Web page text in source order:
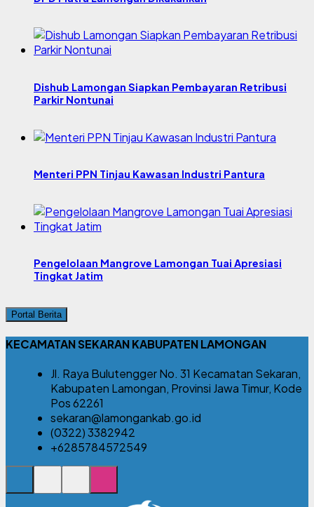
Dishub Lamongan Siapkan Pembayaran Retribusi
Parkir Nontunai
Menteri PPN Tinjau Kawasan Industri Pantura
Pengelolaan Mangrove Lamongan Tuai Apresiasi
Tingkat Jatim
Portal Berita
KECAMATAN SEKARAN KABUPATEN LAMONGAN
Jl. Raya Bulutengger No. 31 Kecamatan Sekaran,
Kabupaten Lamongan, Provinsi Jawa Timur, Kode
Pos 62261
sekaran@lamongankab.go.id
(0322) 3382942
+6285784572549